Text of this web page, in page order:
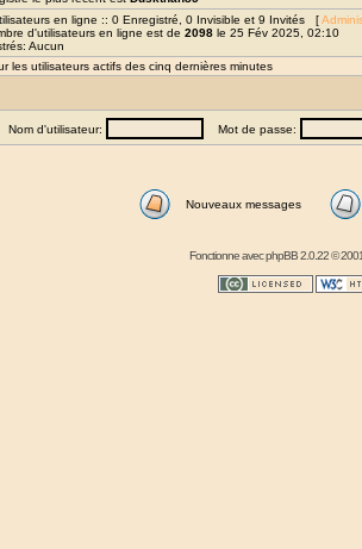
en ligne :: 0 Enregistré, 0 Invisible et 9 Invités [
d'utilisateurs en ligne est de 2098 le 25 Fév 2025, 02:10
Aucun
les utilisateurs actifs des cinq dernières minutes
Nom d'utilisateur: Mot de passe:
Nouveaux messages
Fonctionne avecphpBB2.0.22 ©